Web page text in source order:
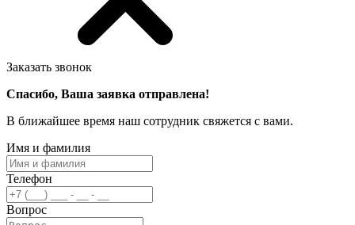
Заказать звонок
Спасибо, Ваша заявка отправлена!
В ближайшее время наш сотрудник свяжется с вами.
Имя и фамилия
Телефон
Вопрос